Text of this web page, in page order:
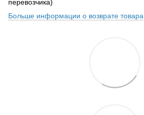
перевозчика)
Больше информации о возврате товара